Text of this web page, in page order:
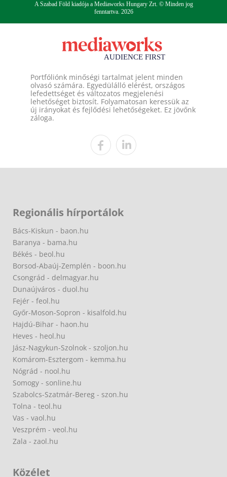
A Szabad Föld kiadója a Mediaworks Hungary Zrt. © Minden jog
fenntartva. 2026
Portfóliónk minőségi tartalmat jelent minden
olvasó számára. Egyedülálló elérést, országos
lefedettséget és változatos megjelenési
lehetőséget biztosít. Folyamatosan keressük az
új irányokat és fejlődési lehetőségeket. Ez jövőnk
záloga.
Regionális hírportálok
Bács-Kiskun - baon.hu
Baranya - bama.hu
Békés - beol.hu
Borsod-Abaúj-Zemplén - boon.hu
Csongrád - delmagyar.hu
Dunaújváros - duol.hu
Fejér - feol.hu
Győr-Moson-Sopron - kisalfold.hu
Hajdú-Bihar - haon.hu
Heves - heol.hu
Jász-Nagykun-Szolnok - szoljon.hu
Komárom-Esztergom - kemma.hu
Nógrád - nool.hu
Somogy - sonline.hu
Szabolcs-Szatmár-Bereg - szon.hu
Tolna - teol.hu
Vas - vaol.hu
Veszprém - veol.hu
Zala - zaol.hu
Közélet